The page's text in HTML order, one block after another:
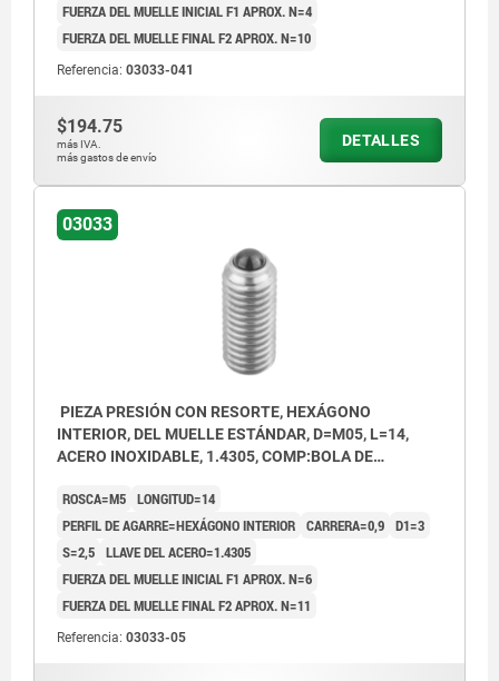
FUERZA DEL MUELLE INICIAL F1 APROX. N=4
FUERZA DEL MUELLE FINAL F2 APROX. N=10
Referencia: 03033-041
$194.75
más IVA.
más gastos de envío
DETALLES
03033
PIEZA PRESIÓN CON RESORTE, HEXÁGONO
INTERIOR, DEL MUELLE ESTÁNDAR, D=M05, L=14,
ACERO INOXIDABLE, 1.4305, COMP:BOLA DE
ROSCA=M5 LONGITUD=14
PERFIL DE AGARRE=HEXÁGONO INTERIOR CARRERA=0,9 D1=3
S=2,5 LLAVE DEL ACERO=1.4305
FUERZA DEL MUELLE INICIAL F1 APROX. N=6
FUERZA DEL MUELLE FINAL F2 APROX. N=11
Referencia: 03033-05